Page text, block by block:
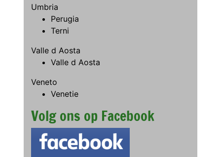
Umbria
Perugia
Terni
Valle d Aosta
Valle d Aosta
Veneto
Venetie
Volg ons op Facebook